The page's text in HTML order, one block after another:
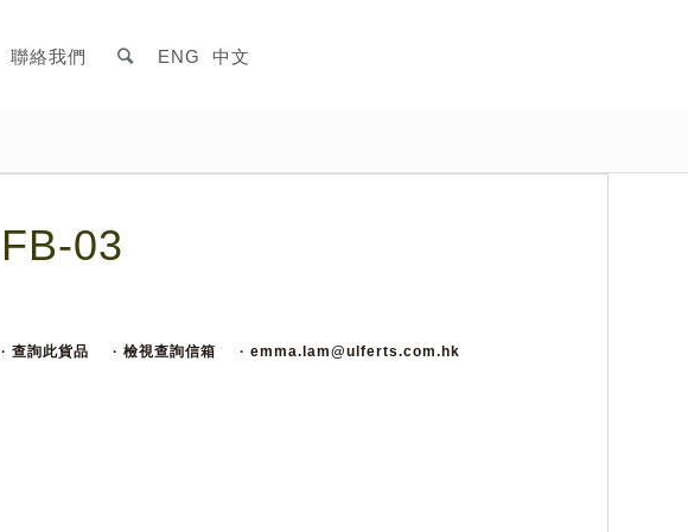
聯絡我們 ENG 中文
FB-03
· 查詢此貨品 · 檢視查詢信箱 · emma.lam@ulferts.com.hk